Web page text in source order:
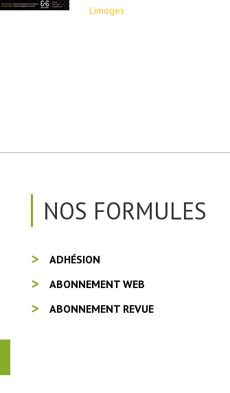
Limoges
NOS FORMULES
ADHÉSION
ABONNEMENT WEB
ABONNEMENT REVUE